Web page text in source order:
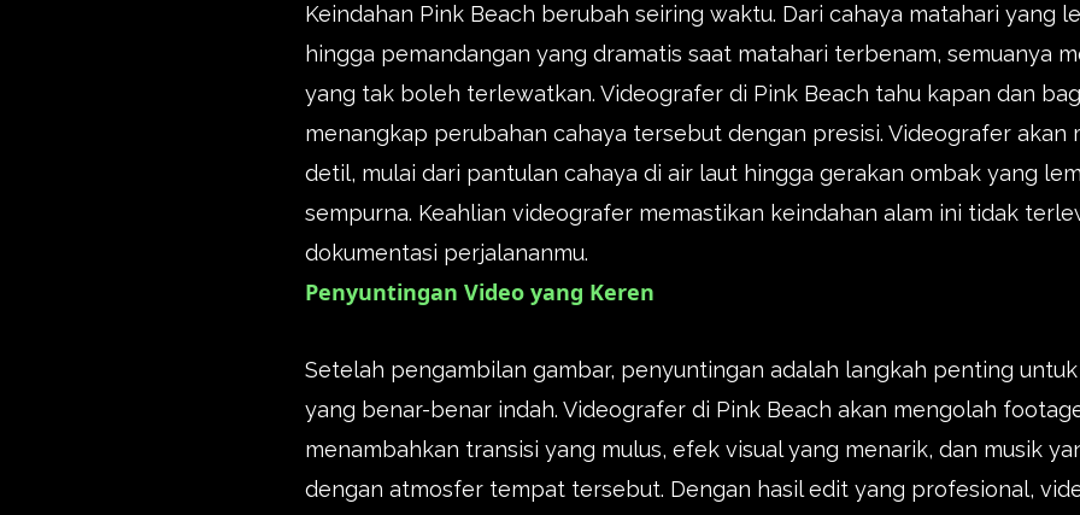
Keindahan Pink Beach berubah seiring waktu. Dari cahaya matahari yang
hingga pemandangan yang dramatis saat matahari terbenam, semuanya
yang tak boleh terlewatkan. Videografer di Pink Beach tahu kapan dan
menangkap perubahan cahaya tersebut dengan presisi. Videografer akan
detil, mulai dari pantulan cahaya di air laut hingga gerakan ombak yang
sempurna. Keahlian videografer memastikan keindahan alam ini tidak
dokumentasi perjalananmu.
Penyuntingan Video yang Keren
Setelah pengambilan gambar, penyuntingan adalah langkah penting
yang benar-benar indah. Videografer di Pink Beach akan mengolah
menambahkan transisi yang mulus, efek visual yang menarik, dan musik
dengan atmosfer tempat tersebut. Dengan hasil edit yang profesional,